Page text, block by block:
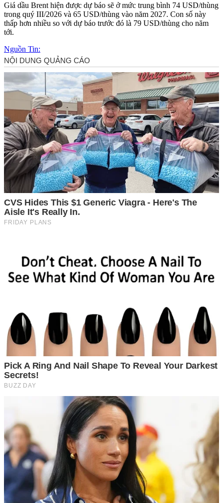
Giá dầu Brent hiện được dự báo sẽ ở mức trung bình 74 USD/thùng
trong quý III/2026 và 65 USD/thùng vào năm 2027. Con số này
thấp hơn nhiều so với dự báo trước đó là 79 USD/thùng cho năm
tới.
Nguồn Tin: